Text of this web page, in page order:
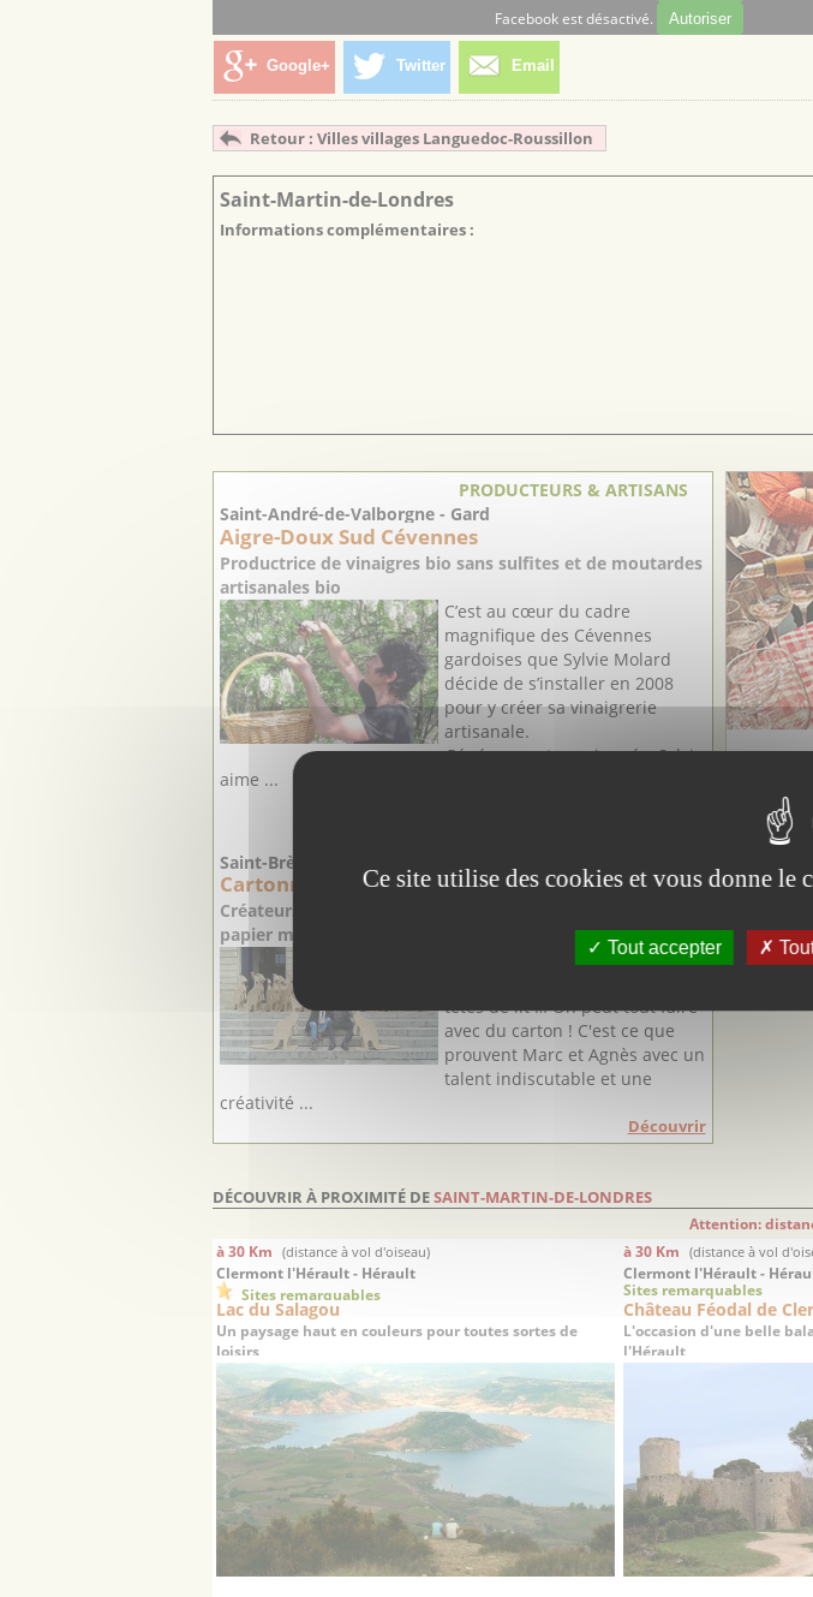
Facebook est désactivé. Autoriser
Google+ Twitter Email
Retour : Villes villages Languedoc-Roussillon
Saint-Martin-de-Londres
Informations complémentaires :
PRODUCTEURS & ARTISANS
Saint-André-de-Valborgne - Gard
Aigre-Doux Sud Cévennes
Productrice de vinaigres bio sans sulfites et de moutardes
artisanales bio
C’est au cœur du cadre
magnifique des Cévennes
gardoises que Sylvie Molard
décide de s’installer en 2008
pour y créer sa vinaigrerie
artisanale.
Généreuse et passionnée, Sylvie
aime ...
Saint-Brès - Hérault
Cartonnable
Créateurs de meubles et objets de décoration en carton et
papier mâché
Tables, fauteuils, bibliothèques,
têtes de lit … On peut tout faire
avec du carton ! C'est ce que
prouvent Marc et Agnès avec un
talent indiscutable et une
créativité ...
Découvrir
DÉCOUVRIR À PROXIMITÉ DESAINT-MARTIN-DE-LONDRES
Attention:
à 30 Km
(distance à vol d'oiseau)
Clermont l'Hérault - Hérault
Sites remarquables
Lac du Salagou
Un paysage haut en couleurs pour toutes sortes de
loisirs
à 30 Km (distance à vol
Clermont l'Hérault -
Sites remarquables
Château Féodal de
L'occasion d'une belle
l'Hérault
Ce site utilise des cookies et vous donne le
Tout accepter